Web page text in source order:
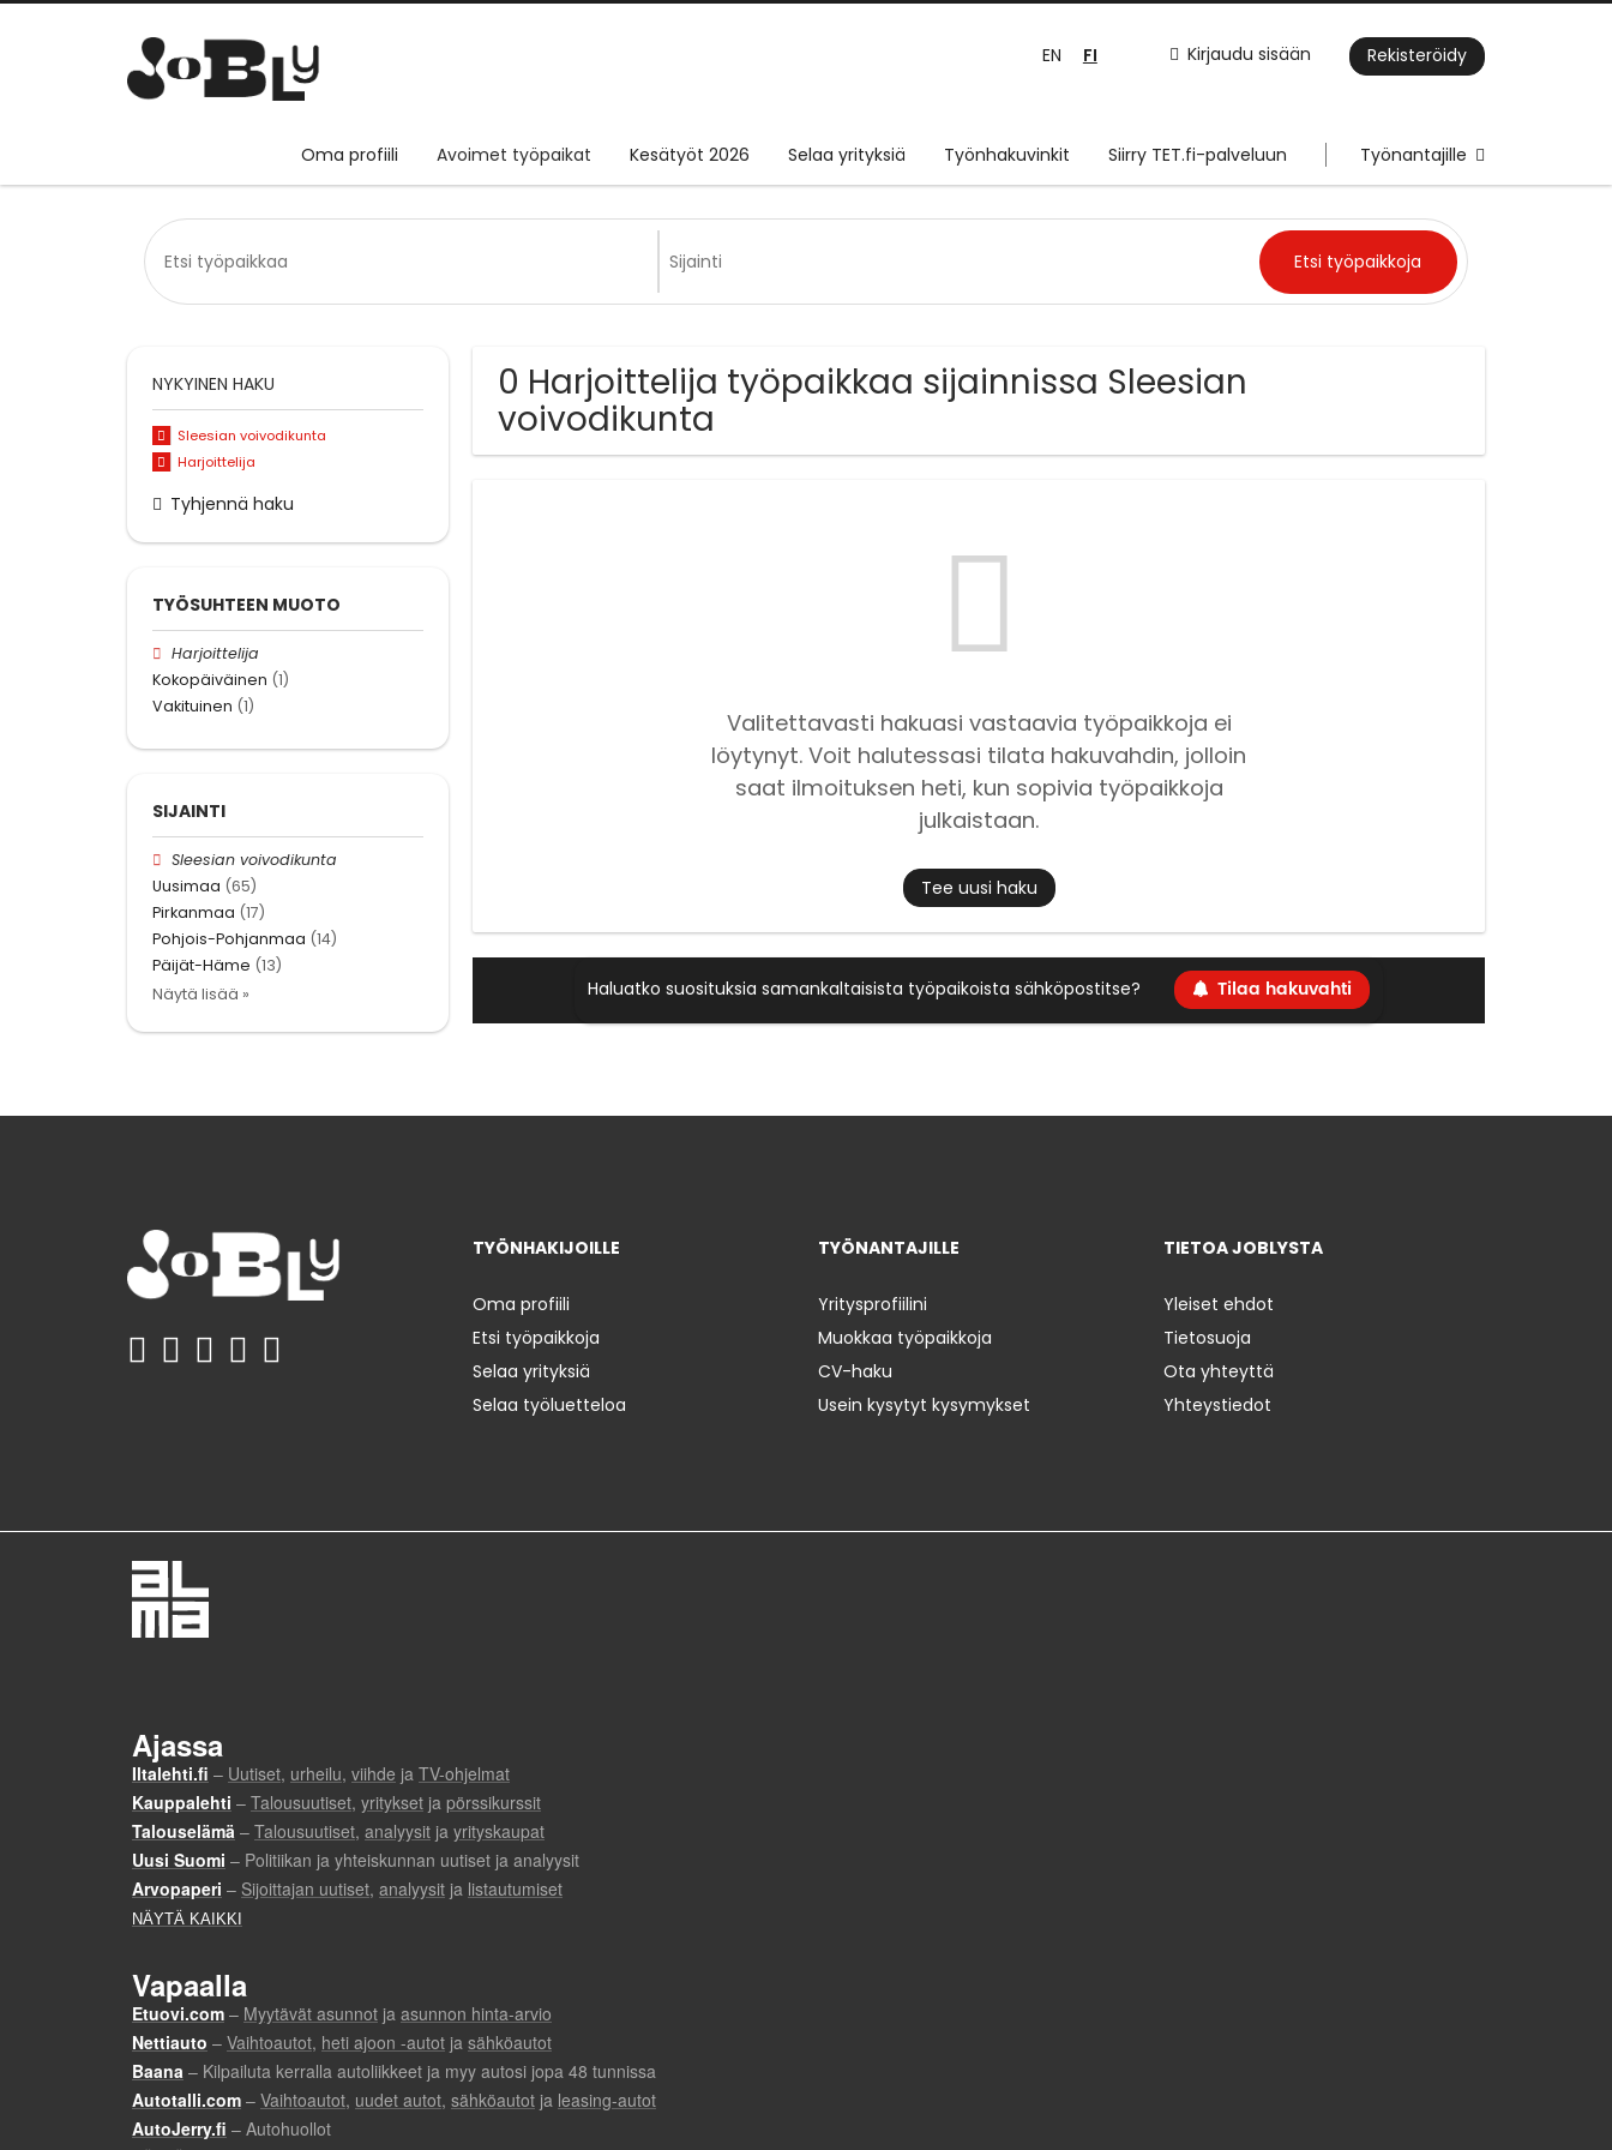
Kirjaudu sisään Rekisteröidy
EN FI
Oma profiili Avoimet työpaikat Kesätyöt 2026 Selaa yrityksiä Työnhakuvinkit Siirry TET.fi-palveluun Työnantajille
0 Harjoittelija työpaikkaa sijainnissa Sleesian
voivodikunta
Valitettavasti hakuasi vastaavia työpaikkoja ei
löytynyt. Voit halutessasi tilata hakuvahdin, jolloin
saat ilmoituksen heti, kun sopivia työpaikkoja
julkaistaan.
Tee uusi haku
Haluatko suosituksia samankaltaisista työpaikoista sähköpostitse? Tilaa hakuvahti
NYKYINEN HAKU
Sleesian voivodikunta
Harjoittelija
Tyhjennä haku
TYÖSUHTEEN MUOTO
Harjoittelija
Kokopäiväinen (1)
Vakituinen (1)
SIJAINTI
Sleesian voivodikunta
Uusimaa (65)
Pirkanmaa (17)
Pohjois-Pohjanmaa (14)
Päijät-Häme (13)
Näytä lisää »
TYÖNHAKIJOILLE
Oma profiili
Etsi työpaikkoja
Selaa yrityksiä
Selaa työluetteloa
TYÖNANTAJILLE
Yritysprofiilini
Muokkaa työpaikkoja
CV-haku
Usein kysytyt kysymykset
TIETOA JOBLYSTA
Yleiset ehdot
Tietosuoja
Ota yhteyttä
Yhteystiedot